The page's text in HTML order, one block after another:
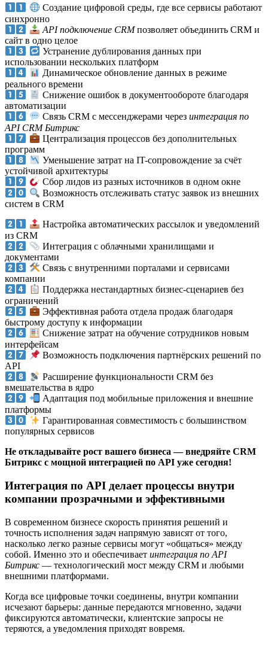
Создание цифровой среды, где все сервисы работают
синхронно
API подключение CRMпозволяет объединить CRM и
сайт в одно целое
Устранение дублирования данных при
использовании нескольких платформ
Динамическое обновление данных в режиме
реального времени
Снижение ошибок в документообороте благодаря
автоматизации
Связь CRM с мессенджерами через интеграция по
API CRM Битрикс
Централизация процессов без дополнительных
программ
Уменьшение затрат на IT-сопровождение за счёт
устойчивой архитектуры
Сбор лидов из разных источников в одном окне
Возможность отслеживать статус заявок из внешних
систем в CRM
Настройка автоматических рассылок и уведомлений
из CRM
Интеграция с облачными хранилищами и
документами
Связь с внутренними порталами и сервисами
компании
Поддержка нестандартных бизнес-сценариев без
ограничений
Эффективная работа отдела продаж благодаря
быстрому доступу к информации
Снижение затрат на обучение сотрудников новым
интерфейсам
Возможность подключения партнёрских решений по
API
Расширение функциональности CRM без
вмешательства в ядро
Адаптация под мобильные приложения и внешние
платформы
Гарантированная совместимость с большинством
популярных сервисов
Не откладывайте рост вашего бизнеса — внедряйте CRM
Битрикс с мощной интеграцией по API уже сегодня!
Интеграция по API делает процессы внутри
компании прозрачными и эффективными
В современном бизнесе скорость принятия решений и
точность исполнения задач напрямую зависят от того,
насколько легко разные сервисы могут «общаться» между
собой. Именно это и обеспечивает интеграция по API
Битрикс — технологический мост между CRM и любыми
внешними платформами.
Когда все цифровые точки соединены, внутри компании
исчезают барьеры: данные передаются мгновенно, задачи
фиксируются автоматически, клиентские запросы не
теряются, а уведомления приходят вовремя.